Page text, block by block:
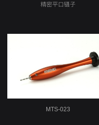
精密平口镊子
MTS-023